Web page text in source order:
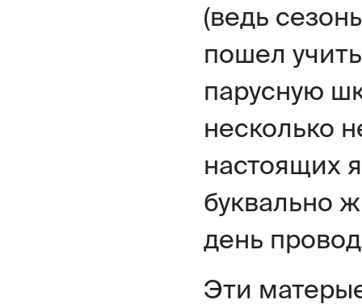
(ведь
пошел
парусную
несколько
настоящих
буквально
день
Эти